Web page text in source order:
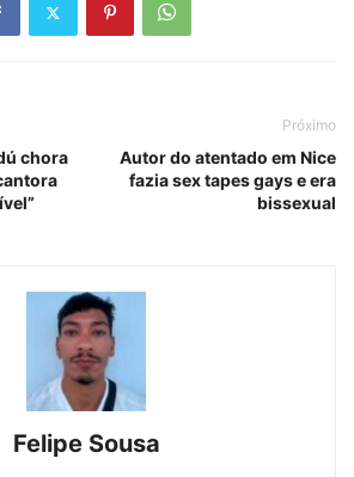
chora
Próximo
Autor do atentado em Nice
fazia sex tapes gays e era
bissexual
Felipe Sousa